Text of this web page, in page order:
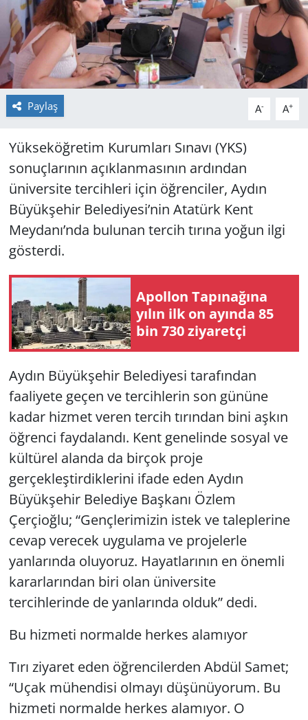
Paylaş A- A+
Yükseköğretim Kurumları Sınavı (YKS)
sonuçlarının açıklanmasının ardından
üniversite tercihleri için öğrenciler, Aydın
Büyükşehir Belediyesi’nin Atatürk Kent
Meydanı’nda bulunan tercih tırına yoğun ilgi
gösterdi.
Apol­lon Ta­pı­na­ğına
yılın ilk on ayın­da 85
bin 730 zi­ya­ret­çi
Aydın Büyükşehir Belediyesi tarafından
faaliyete geçen ve tercihlerin son gününe
kadar hizmet veren tercih tırından bini aşkın
öğrenci faydalandı. Kent genelinde sosyal ve
kültürel alanda da birçok proje
gerçekleştirdiklerini ifade eden Aydın
Büyükşehir Belediye Başkanı Özlem
Çerçioğlu; “Gençlerimizin istek ve taleplerine
cevap verecek uygulama ve projelerle
yanlarında oluyoruz. Hayatlarının en önemli
kararlarından biri olan üniversite
tercihlerinde de yanlarında olduk” dedi.
Bu hizmeti normalde herkes alamıyor
Tırı ziyaret eden öğrencilerden Abdül Samet;
“Uçak mühendisi olmayı düşünüyorum. Bu
hizmeti normalde herkes alamıyor. O
POLİTİKA
RESMİ İLANLAR
SAĞLIK
SİYASET
SPOR
Yerel